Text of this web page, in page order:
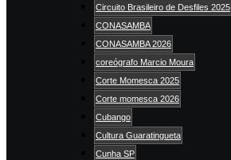
Circuito Brasileiro de Desfiles 2025
CONASAMBA
CONASAMBA 2026
coreógrafo Marcio Moura
Corte Momesca 2025
Corte momesca 2026
Cubango
Cultura Guaratingueta
Cunha SP